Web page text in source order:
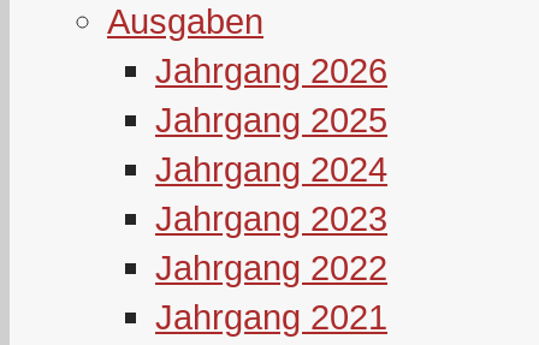
Ausgaben
Jahrgang 2026
Jahrgang 2025
Jahrgang 2024
Jahrgang 2023
Jahrgang 2022
Jahrgang 2021